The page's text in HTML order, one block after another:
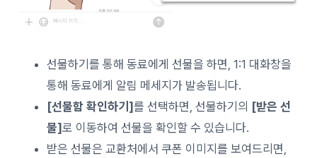
선물하기를 통해 동료에게 선물을 하면, 1:1 대화창을
통해 동료에게 알림 메세지가 발송됩니다.
[선물함 확인하기]를 선택하면, 선물하기의 [받은 선
물]로 이동하여 선물을 확인할 수 있습니다.
받은 선물은 교환처에서 쿠폰 이미지를 보여드리면,